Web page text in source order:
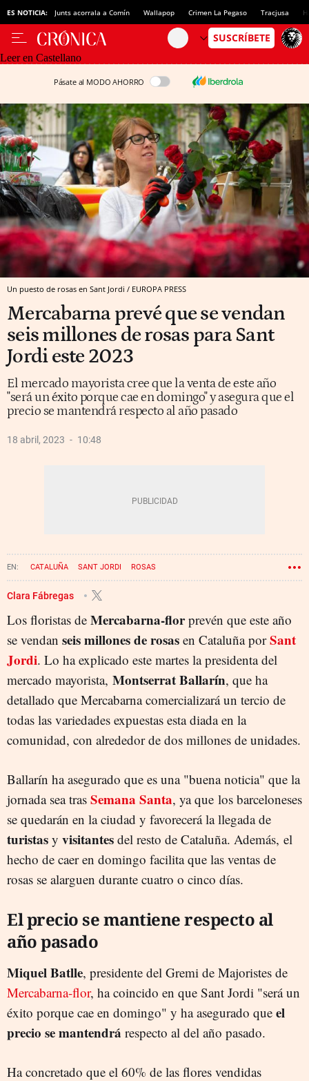
ES NOTICIA: Junts acorrala a Comín Wallapop Crimen La Pegaso Tracjusa
Leer en Castellano
Pásate al MODO AHORRO
Un puesto de rosas en Sant Jordi / EUROPA PRESS
Mercabarna prevé que se vendan
seis millones de rosas para Sant
Jordi este 2023
El mercado mayorista cree que la venta de este año
"será un éxito porque cae en domingo" y asegura que el
precio se mantendrá respecto al año pasado
18 abril, 2023 10:48
CATALUÑA SANT JORDI ROSAS
Clara Fábregas
Los floristas de Mercabarna-florprevén que este año
se vendan seis millones de rosas en Cataluña porSant
Jordi. Lo ha explicado este martes la presidenta del
mercado mayorista, Montserrat Ballarín, que ha
detallado que Mercabarna comercializará un tercio de
todas las variedades expuestas esta diada en la
comunidad, con alrededor de dos millones de unidades.
Ballarín ha asegurado que es una "buena noticia" que la
jornada sea tras Semana Santa, ya que los barceloneses
se quedarán en la ciudad y favorecerá la llegada de
turistas y visitantes del resto de Cataluña. Además, el
hecho de caer en domingo facilita que las ventas de
rosas se alarguen durante cuatro o cinco días.
El precio se mantiene respecto al
año pasado
Miquel Batlle, presidente del Gremi de Majoristes de
Mercabarna-flor, ha coincido en que Sant Jordi "será un
éxito porque cae en domingo" y ha asegurado que el
precio se mantendrá respecto al del año pasado.
Ha concretado que el 60% de las flores vendidas